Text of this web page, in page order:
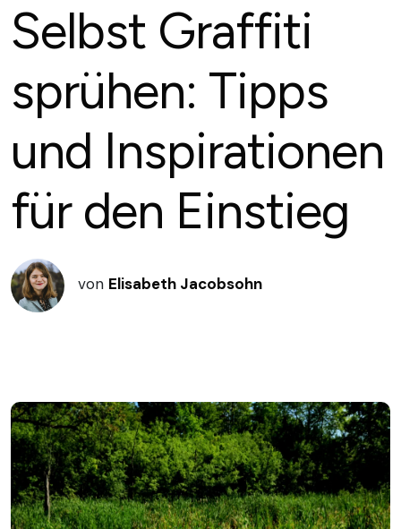
Selbst Graffiti
sprühen: Tipps
und Inspirationen
für den Einstieg
von Elisabeth Jacobsohn